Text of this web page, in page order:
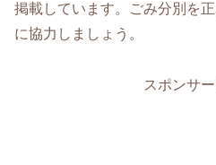
掲載しています。ごみ分別を
に協力しましょう。
スポンサ